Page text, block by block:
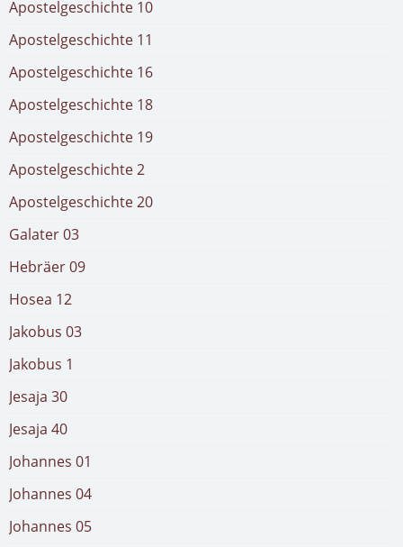
Apostelgeschichte 10
Apostelgeschichte 11
Apostelgeschichte 16
Apostelgeschichte 18
Apostelgeschichte 19
Apostelgeschichte 2
Apostelgeschichte 20
Galater 03
Hebräer 09
Hosea 12
Jakobus 03
Jakobus 1
Jesaja 30
Jesaja 40
Johannes 01
Johannes 04
Johannes 05